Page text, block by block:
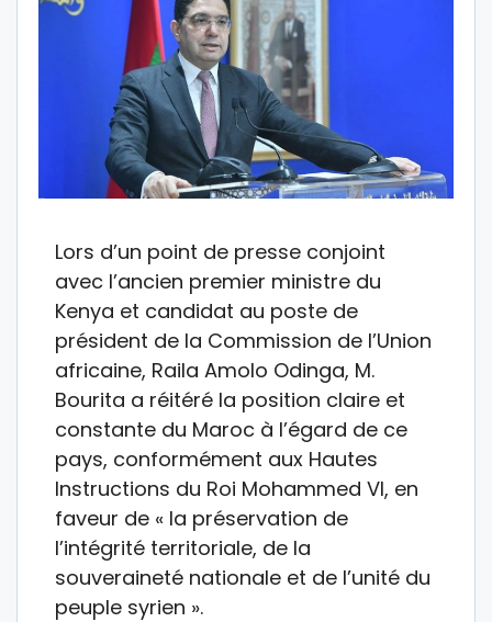
Lors d’un point de presse conjoint
avec l’ancien premier ministre du
Kenya et candidat au poste de
président de la Commission de l’Union
africaine, Raila Amolo Odinga, M.
Bourita a réitéré la position claire et
constante du Maroc à l’égard de ce
pays, conformément aux Hautes
Instructions du Roi Mohammed VI, en
faveur de « la préservation de
l’intégrité territoriale, de la
souveraineté nationale et de l’unité du
peuple syrien ».